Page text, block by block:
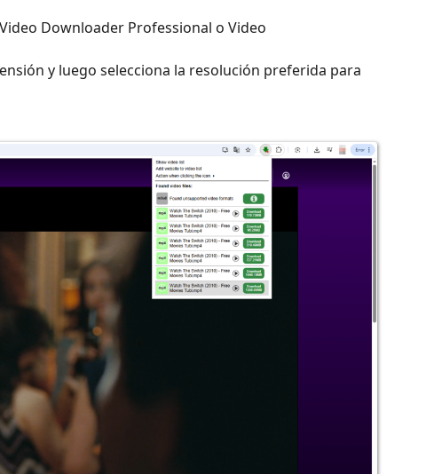
Downloader Professional o Video
y luego selecciona la resolución preferida para